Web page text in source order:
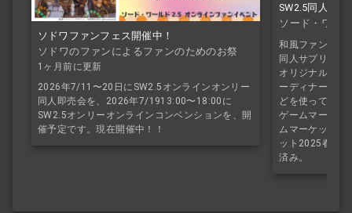
ソドワファンフェス開催中！
ソドワのファンによるファンのためのお祭
り！
1ヶ月前に更新
2026年7/11〜20日にSW2.5オンラインオンリー
同人即売会を、2026年7/1913:00〜18:00に
SW2.5オンリーオンラインコンベンションを、開
催予定です。現在開催中！！
SW2.5同人サ
ソード・ワー
和風ファンタジ
同人サプリ『シ
オリジナル種族
ーディナー技能
どを使って、特
ゲームマーケッ
ムマーケット
ット2025春で
済み。